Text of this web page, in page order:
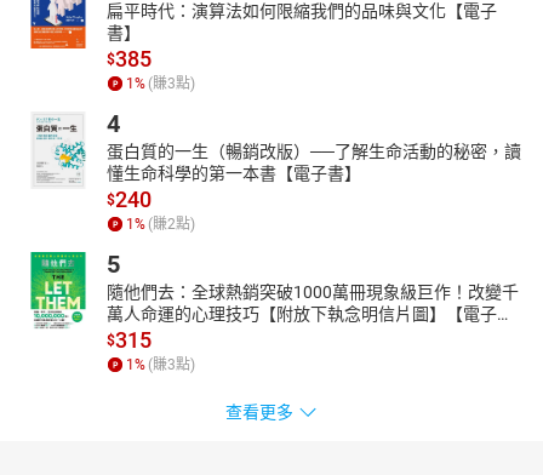
扁平時代：演算法如何限縮我們的品味與文化【電子
書】
$385
1 % (賺3點)
4
蛋白質的一生（暢銷改版）──了解生命活動的秘密，讀
懂生命科學的第一本書【電子書】
$240
1 % (賺2點)
5
隨他們去：全球熱銷突破1000萬冊現象級巨作！改變千
萬人命運的心理技巧【附放下執念明信片圖】【電子
書】
$315
1 % (賺3點)
查看更多